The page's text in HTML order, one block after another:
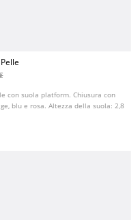
con suola platform. Chiusura con
blu e rosa. Altezza della suola: 2,8